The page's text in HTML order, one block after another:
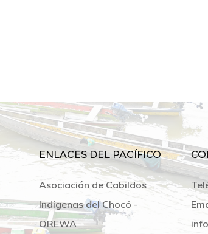
ENLACES DEL PACÍFICO
Asociación de Cabildos
Indígenas del Chocó -
OREWA